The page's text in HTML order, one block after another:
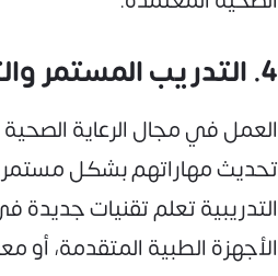
4. التدريب المستمر والتطوير المهني
العمل في مجال الرعاية
تحديث مهاراتهم بشكل
التدريبية تعلم تقنيات جديدة
الأجهزة الطبية المتقدمة، أو